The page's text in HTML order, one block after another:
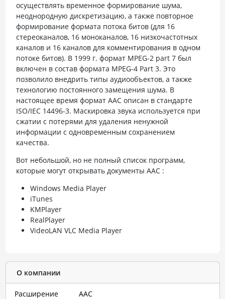
осуществлять временное формирование шума,
неоднородную дискретизацию, а также повторное
формирование формата потока битов (для 16
стереоканалов, 16 моноканалов, 16 низкочастотных
каналов и 16 каналов для комментирования в одном
потоке битов). В 1999 г. формат MPEG-2 part 7 был
включен в состав формата MPEG-4 Part 3. Это
позволило внедрить типы аудиообъектов, а также
технологию постоянного замещения шума. В
настоящее время формат AAC описан в стандарте
ISO/IEC 14496-3. Маскировка звука используется при
сжатии с потерями для удаления ненужной
информации с одновременным сохранением
качества.
Вот небольшой, но не полный список программ,
которые могут открывать документы AAC :
Windows Media Player
iTunes
KMPlayer
RealPlayer
VideoLAN VLC Media Player
О компании
Расширение AAC